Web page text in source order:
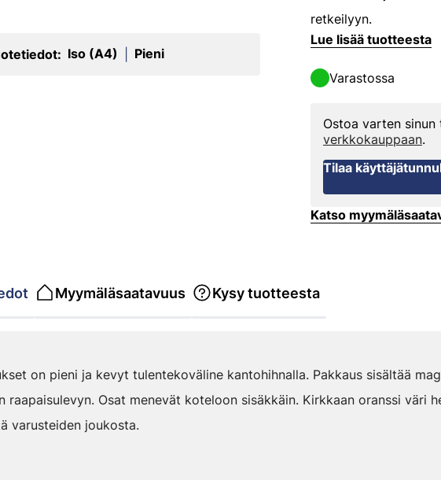
Iso (A4) Pieni
retkeilyyn.
Lue lisää tuotteesta
Varastossa
Ostoa varten
verkkokauppaan.
Tilaa
Katso
Myymäläsaatavuus Kysy tuotteesta
on pieni ja kevyt tulentekoväline kantohihnalla. Pakkaus sisältää
raapaisulevyn. Osat menevät koteloon sisäkkäin. Kirkkaan oranssi väri
varusteiden joukosta.